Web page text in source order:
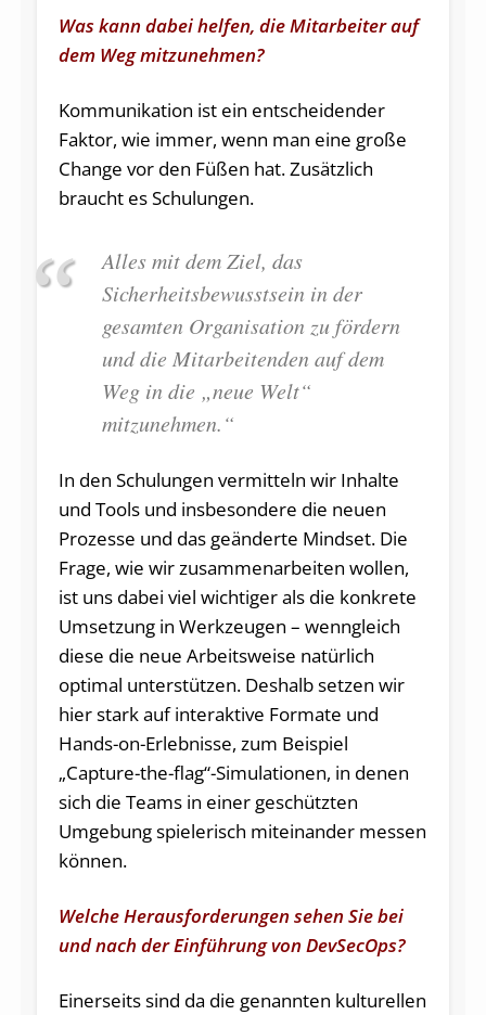
Was kann dabei helfen, die Mitarbeiter auf
dem Weg mitzunehmen?
Kommunikation ist ein entscheidender
Faktor, wie immer, wenn man eine große
Change vor den Füßen hat. Zusätzlich
braucht es Schulungen.
Alles mit dem Ziel, das
Sicherheitsbewusstsein in der
gesamten Organisation zu fördern
und die Mitarbeitenden auf dem
Weg in die „neue Welt“
mitzunehmen.“
In den Schulungen vermitteln wir Inhalte
und Tools und insbesondere die neuen
Prozesse und das geänderte Mindset. Die
Frage, wie wir zusammenarbeiten wollen,
ist uns dabei viel wichtiger als die konkrete
Umsetzung in Werkzeugen – wenngleich
diese die neue Arbeitsweise natürlich
optimal unterstützen. Deshalb setzen wir
hier stark auf interaktive Formate und
Hands-on-Erlebnisse, zum Beispiel
„Capture-the-flag“-Simulationen, in denen
sich die Teams in einer geschützten
Umgebung spielerisch miteinander messen
können.
Welche Herausforderungen sehen Sie bei
und nach der Einführung von DevSecOps?
Einerseits sind da die genannten kulturellen